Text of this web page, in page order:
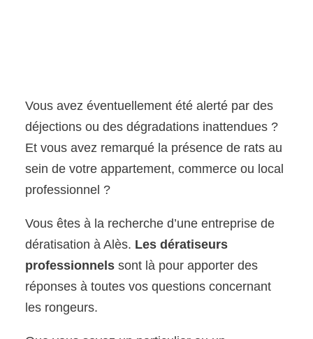
Vous avez éventuellement été alerté par des
déjections ou des dégradations inattendues ?
Et vous avez remarqué la présence de rats au
sein de votre appartement, commerce ou local
professionnel ?
Vous êtes à la recherche d’une entreprise de
dératisation à Alès. Les dératiseurs
professionnels sont là pour apporter des
réponses à toutes vos questions concernant
les rongeurs.